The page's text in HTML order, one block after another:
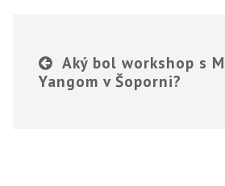
Aký bol workshop s
Yangom v Šoporni?